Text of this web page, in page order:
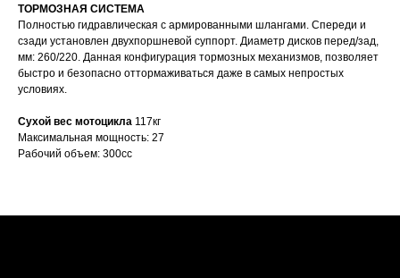
ТОРМОЗНАЯ СИСТЕМА
Полностью гидравлическая с армированными шлангами. Спереди и
сзади установлен двухпоршневой суппорт. Диаметр дисков перед/зад,
мм: 260/220. Данная конфигурация тормозных механизмов, позволяет
быстро и безопасно оттормаживаться даже в самых непростых
условиях.
Сухой вес мотоцикла 117кг
Максимальная мощность: 27
Рабочий объем: 300cc